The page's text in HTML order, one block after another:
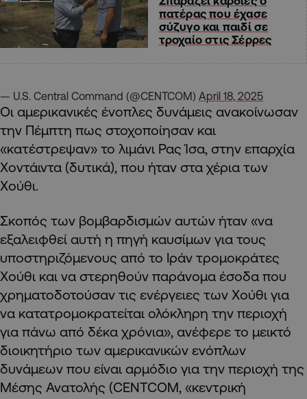
πατέρας που έχασε
σύζυγο και παιδί σε
τροχαίο στις Σέρρες
— U.S. Central Command (@CENTCOM) April 18, 2025
Οι αμερικανικές ένοπλες δυνάμεις ανακοίνωσαν
την Πέμπτη πως στοχοποίησαν και
«κατέστρεψαν» το λιμάνι Ρας Ίσα, στην επαρχία
Χοντάιντα (δυτικά), που ήταν στα χέρια των
Χούθι.
Σκοπός των βομβαρδισμών αυτών ήταν «να
εξαλειφθεί αυτή η πηγή καυσίμων για τους
υποστηριζόμενους από το Ιράν τρομοκράτες
Χούθι και να στερηθούν παράνομα έσοδα που
χρηματοδοτούσαν τις ενέργειες των Χούθι για
να κατατρομοκρατείται ολόκληρη την περιοχή
για πάνω από δέκα χρόνια», ανέφερε το μεικτό
διοικητήριο των αμερικανικών ενόπλων
δυνάμεων που είναι αρμόδιο για την περιοχή της
Μέσης Ανατολής (CENTCOM, «κεντρική